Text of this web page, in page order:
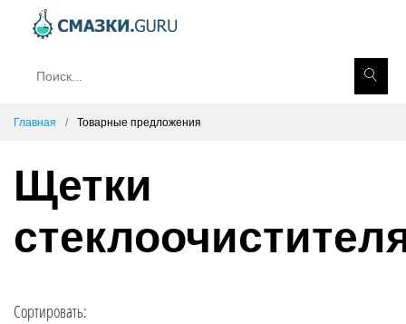
Главная Товарные предложения
Щетки
Сортировать: